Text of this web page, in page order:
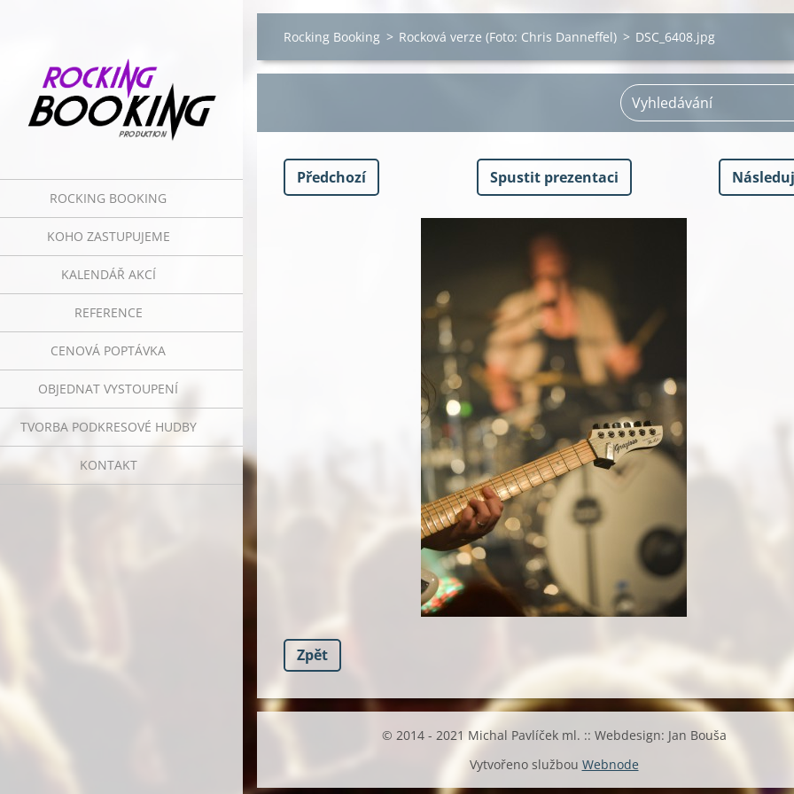
ROCKING BOOKING
KOHO ZASTUPUJEME
KALENDÁŘ AKCÍ
REFERENCE
CENOVÁ POPTÁVKA
OBJEDNAT VYSTOUPENÍ
TVORBA PODKRESOVÉ HUDBY
KONTAKT
Rocking Booking > Rocková verze (Foto: Chris Danneffel) > DSC_6408.jpg
Předchozí Spustit prezentaci
Zpět
© 2014 - 2021 Michal Pavlíček ml. :: Webdesign: Jan Bouša
Vytvořeno službou Webnode